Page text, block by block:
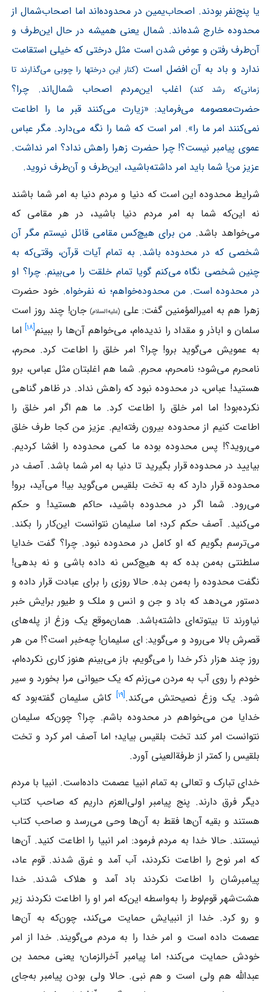
یا پنج‌نفر بودند. اصحاب‌یمین در محدوده‌اند اما اصحاب‌شمال از
محدوده خارج شده‌اند. شمال یعنی همیشه در حال این‌طرف و
آن‌طرف رفتن و عوض شدن است مثل درختی که خیلی استقامت
ندارد و باد به آن افضل است (کنار این درختها را چوبی می‌گذارند تا
زمانی‌که رشد کند) اغلب این‌مردم اصحاب شمال‌اند. چرا؟
حضرت‌معصومه می‌فرماید: «زیارت می‌کنند قبر ما را اطاعت
نمی‌کنند امر ما را». امر است که شما را نگه می‌دارد. مگر عباس
عموی پیامبر نیست؟! چرا حضرت زهرا راهش نداد؟ امر نداشت.
عزیز من! شما باید امر داشته‌باشید، این‌طرف و آن‌طرف نروید.
شرایط محدوده این است که دنیا و مردم دنیا به امر شما باشند
نه این‌که شما به امر مردم دنیا باشید، در هر مقامی که
می‌خواهد باشد. من برای هیچ‌کس مقامی قائل نیستم مگر آن
شخصی که در محدوده باشد. به تمام آیات قرآن، وقتی‌که به
چنین شخصی نگاه می‌کنم گویا تمام خلقت را می‌بینم. چرا؟ او
در محدوده است. من محدوده‌خواهم؛ نه نفرخواه. خود حضرت
زهرا هم به امیرالمؤمنین گفت: علی(علیه‌السلام) جان! چند روز است
سلمان و اباذر و مقداد را ندیده‌ام، می‌خواهم آن‌ها را ببینم[۱۸]اما
به عمویش می‌گوید برو! چرا؟ امر خلق را اطاعت کرد. محرم،
نامحرم می‌شود؛ نامحرم، محرم. شما هم اغلبتان مثل عباس، برو
هستید! عباس، در محدوده نبود که راهش نداد. در ظاهر گناهی
نکرده‌بود! اما امر خلق را اطاعت کرد. ما هم اگر امر خلق را
اطاعت کنیم از محدوده بیرون رفته‌ایم. عزیز من کجا طرف خلق
می‌روید؟! پس محدوده بوده ما کمی محدوده را افشا کردیم.
بیایید در محدوده قرار بگیرید تا دنیا به امر شما باشد. آصف در
محدوده قرار دارد که به تخت بلقیس می‌گوید بیا! می‌آید، برو!
می‌رود. شما اگر در محدوده باشید، حاکم هستید! و حکم
می‌کنید. آصف حکم کرد؛ اما سلیمان نتوانست این‌کار را بکند.
می‌ترسم بگویم که او کامل در محدوده نبود. چرا؟ گفت خدایا
سلطنتی به‌من بده که به هیچ‌کس نه داده باشی و نه بدهی!
نگفت محدوده را به‌من بده. حالا روزی را برای عبادت قرار داده و
دستور می‌دهد که باد و جن و انس و ملک و طیور برایش خبر
نیاورند تا بیتوته‌ای داشته‌باشد. همان‌موقع یک وزغ از پله‌های
قصرش بالا می‌رود و می‌گوید: ای سلیمان! چه‌خبر است؟! من هر
روز چند هزار ذکر خدا را می‌گویم، باز می‌بینم هنوز کاری نکرده‌ام،
خودم را روی آب به مردن می‌زنم که یک حیوانی مرا بخورد و سیر
شود. یک وزغ نصیحتش می‌کند.[۱۹] کاش سلیمان گفته‌بود که
خدایا من می‌خواهم در محدوده باشم. چرا؟ چون‌که سلیمان
نتوانست امر کند تخت بلقیس بیاید؛ اما آصف امر کرد و تخت
بلقیس را کمتر از طرفةالعینی آورد.
خدای تبارک و تعالی به تمام انبیا عصمت داده‌است. انبیا با مردم
دیگر فرق دارند. پنج پیامبر اولی‌العزم داریم که صاحب کتاب
هستند و بقیه آن‌ها فقط به آن‌ها وحی می‌رسد و صاحب کتاب
نیستند. حالا خدا به مردم فرمود: امر انبیا را اطاعت کنید. آن‌ها
که امر نوح را اطاعت نکردند، آب آمد و غرق شدند. قوم عاد،
پیامبرشان را اطاعت نکردند باد آمد و هلاک شدند. خدا
هشت‌شهر قوم‌لوط را به‌واسطه این‌که امر او را اطاعت نکردند زیر
و رو کرد. خدا از انبیایش حمایت می‌کند، چون‌که به آن‌ها
عصمت داده است و امر خدا را به مردم می‌گویند. خدا از امر
خودش حمایت می‌کند؛ اما پیامبر آخرالزمان؛ یعنی محمد بن
عبدالله هم ولی است و هم نبی. حالا ولی بودن پیامبر به‌جای